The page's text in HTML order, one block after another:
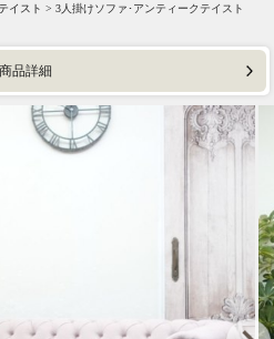
イスト > 3人掛けソファ･アンティークテイスト
商品詳細